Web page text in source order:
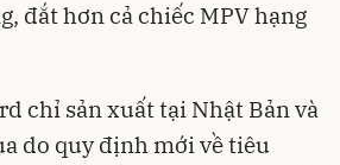
đắt hơn cả chiếc MPV hạng
chỉ sản xuất tại Nhật Bản và
do quy định mới về tiêu